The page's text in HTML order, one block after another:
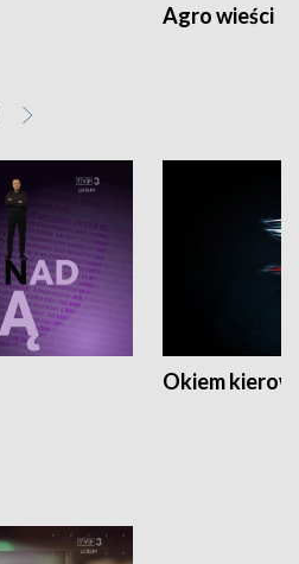
Agro wieści
Okiem